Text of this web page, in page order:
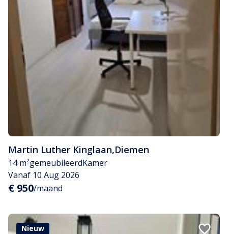
Martin Luther Kinglaan,Diemen
14 m²gemeubileerdKamer
Vanaf 10 Aug 2026
€ 950/maand
Nieuw